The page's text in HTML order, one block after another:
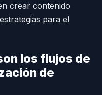
crear contenido
para el
los flujos de
de